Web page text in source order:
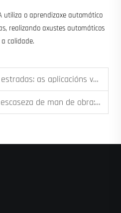
utiliza o aprendizaxe automático
realizando axustes automáticos
calidade.
versátiles dos robots de pavimentación de formigón
da robótica para garantir resultados consistentes no traballo do formigón